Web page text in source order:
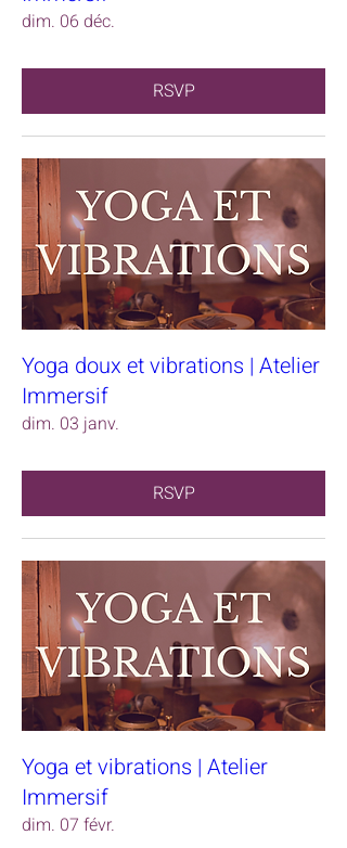
dim. 06 déc.
RSVP
Yoga doux et vibrations | Atelier
Immersif
dim. 03 janv.
RSVP
Yoga et vibrations | Atelier
Immersif
dim. 07 févr.